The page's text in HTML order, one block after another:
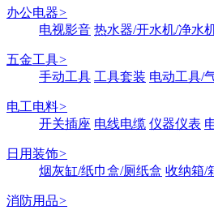
办公电器>
电视影音 热水器/开水机/净水
五金工具>
手动工具 工具套装 电动工具/
电工电料>
开关插座 电线电缆 仪器仪表
日用装饰>
烟灰缸/纸巾盒/厕纸盒 收纳箱/
消防用品>